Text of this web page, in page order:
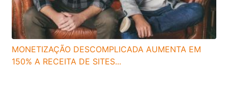
MONETIZAÇÃO DESCOMPLICADA AUMENTA EM
150% A RECEITA DE SITES...